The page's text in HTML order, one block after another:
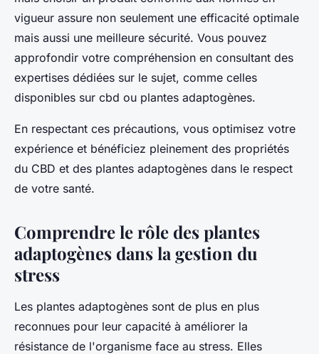
vigueur assure non seulement une efficacité optimale
mais aussi une meilleure sécurité. Vous pouvez
approfondir votre compréhension en consultant des
expertises dédiées sur le sujet, comme celles
disponibles sur cbd ou plantes adaptogènes.
En respectant ces précautions, vous optimisez votre
expérience et bénéficiez pleinement des propriétés
du CBD et des plantes adaptogènes dans le respect
de votre santé.
Comprendre le rôle des plantes
adaptogènes dans la gestion du
stress
Les plantes adaptogènes sont de plus en plus
reconnues pour leur capacité à améliorer la
résistance de l'organisme face au stress. Elles